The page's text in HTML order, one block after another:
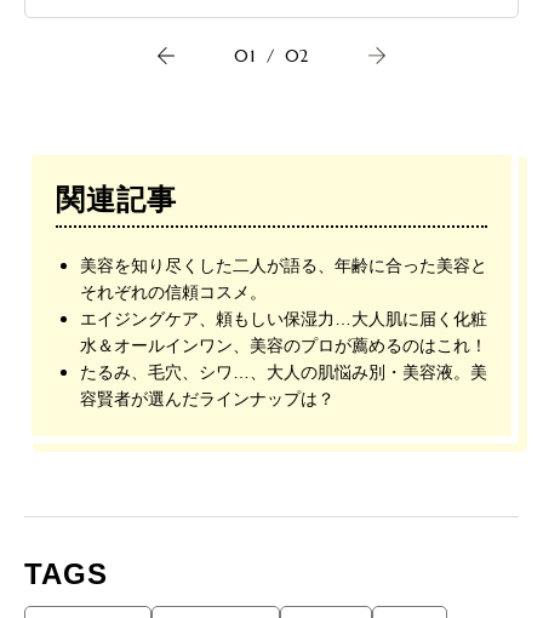
01 / 02
関連記事
美容を知り尽くした二人が語る、年齢に合った美容と
それぞれの信頼コスメ。
エイジングケア、頼もしい保湿力…大人肌に届く化粧
水＆オールインワン、美容のプロが薦めるのはこれ！
たるみ、毛穴、シワ…、大人の肌悩み別・美容液。美
容賢者が選んだラインナップは？
TAGS